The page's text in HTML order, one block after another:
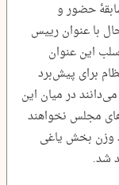
بعد از 9 اسفند و سابقۀ حضور و
با عنوان رییس
این عنوان
برای پیش‌برد
در میان این
مجلس نخواهند
وزن بخش یاغی
شد.